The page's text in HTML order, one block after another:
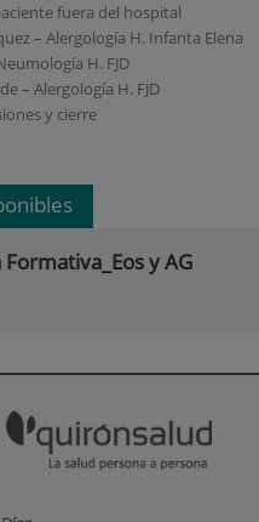
fuera del hospital
– Alergología H. Infanta Elena
H. FJD
– Alergología H. FJD
y cierre
Formativa_Eos y AG